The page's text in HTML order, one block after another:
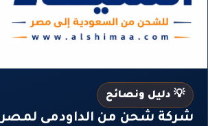
💡 دليل ونصائح
شركة شحن من الداودمى لمصر